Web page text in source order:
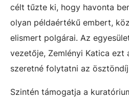
célt tűzte ki, hogy havonta
olyan példaértékű embert,
elismert polgárai. Az
vezetője, Zemlényi Katica ezt
szeretné folytatni az
Szintén támogatja a